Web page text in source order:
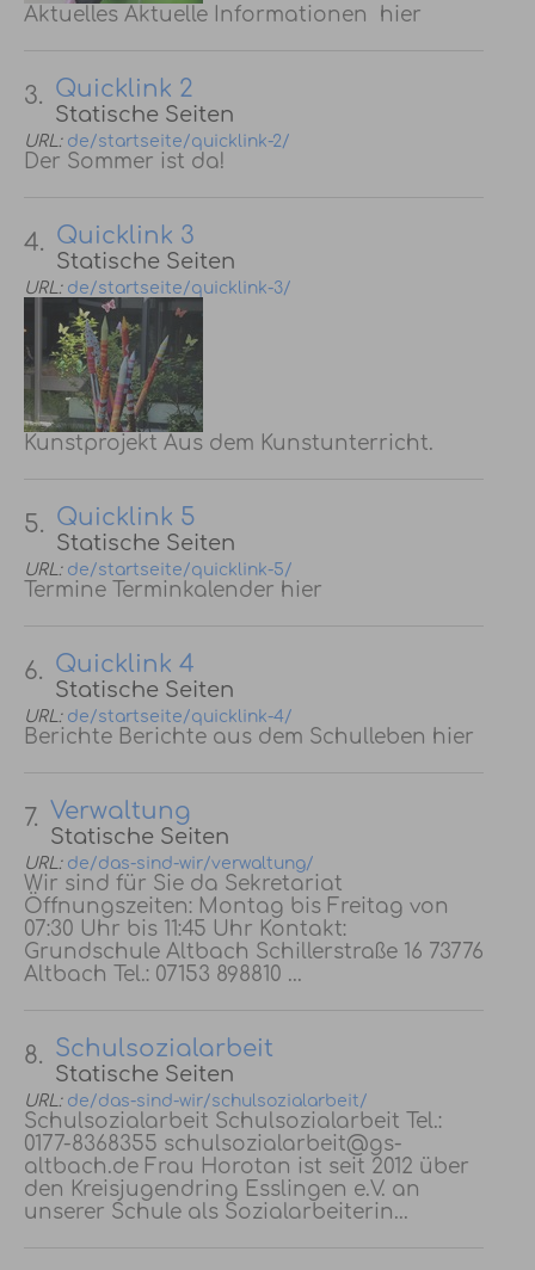
Aktuelles Aktuelle Informationen hier
3. Quicklink 2
Statische Seiten
URL: de/startseite/quicklink-2/
Der Sommer ist da!
4. Quicklink 3
Statische Seiten
URL: de/startseite/quicklink-3/
Kunstprojekt Aus dem Kunstunterricht.
5. Quicklink 5
Statische Seiten
URL: de/startseite/quicklink-5/
Termine Terminkalender hier
6. Quicklink 4
Statische Seiten
URL: de/startseite/quicklink-4/
Berichte Berichte aus dem Schulleben hier
7. Verwaltung
Statische Seiten
URL: de/das-sind-wir/verwaltung/
Wir sind für Sie da Sekretariat
Öffnungszeiten: Montag bis Freitag von
07:30 Uhr bis 11:45 Uhr Kontakt:
Grundschule Altbach Schillerstraße 16 73776
Altbach Tel.: 07153 898810 ...
8. Schulsozialarbeit
Statische Seiten
URL: de/das-sind-wir/schulsozialarbeit/
Schulsozialarbeit Schulsozialarbeit Tel.:
0177-8368355 schulsozialarbeit@gs-
altbach.de Frau Horotan ist seit 2012 über
den Kreisjugendring Esslingen e.V. an
unserer Schule als Sozialarbeiterin...